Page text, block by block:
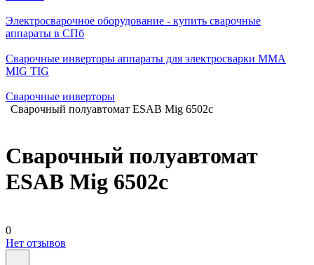
Электросварочное оборудование - купить сварочные
аппараты в СПб
Сварочные инверторы аппараты для электросварки MMA
MIG TIG
Сварочные инверторы
Сварочный полуавтомат ESAB Mig 6502с
Сварочный полуавтомат
ESAB Mig 6502с
0
Нет отзывов